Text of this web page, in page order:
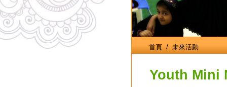
首頁 / 未來活動
Youth Mini